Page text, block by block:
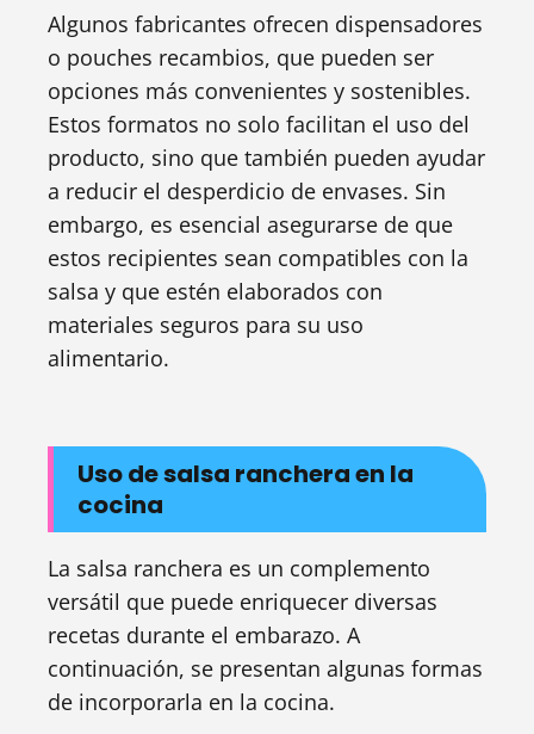
Algunos fabricantes ofrecen dispensadores
o pouches recambios, que pueden ser
opciones más convenientes y sostenibles.
Estos formatos no solo facilitan el uso del
producto, sino que también pueden ayudar
a reducir el desperdicio de envases. Sin
embargo, es esencial asegurarse de que
estos recipientes sean compatibles con la
salsa y que estén elaborados con
materiales seguros para su uso
alimentario.
Uso de salsa ranchera en la
cocina
La salsa ranchera es un complemento
versátil que puede enriquecer diversas
recetas durante el embarazo. A
continuación, se presentan algunas formas
de incorporarla en la cocina.